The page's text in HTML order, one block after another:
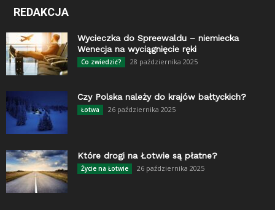
REDAKCJA
Wycieczka do Spreewaldu – niemiecka
Wenecja na wyciągnięcie ręki
Co zwiedzić? 28 października 2025
Czy Polska należy do krajów bałtyckich?
Łotwa 26 października 2025
Które drogi na Łotwie są płatne?
Życie na Łotwie 26 października 2025